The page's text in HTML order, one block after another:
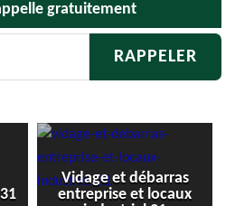
gratuitement
débarras
et locaux
Débarras de